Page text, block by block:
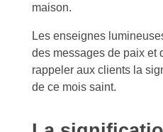
maison.
Les enseignes
des messages de paix et
rappeler aux clients la
de ce mois saint.